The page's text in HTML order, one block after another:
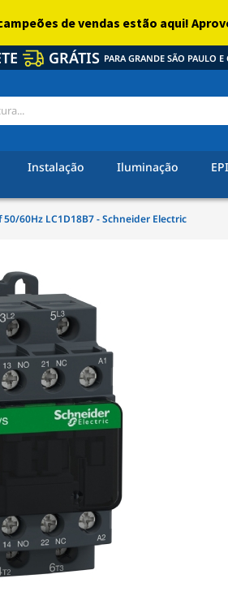
GRÁTIS PARA GRANDE SÃO PAULO E
Instalação Iluminação EPI
60Hz LC1D18B7 - Schneider Electric